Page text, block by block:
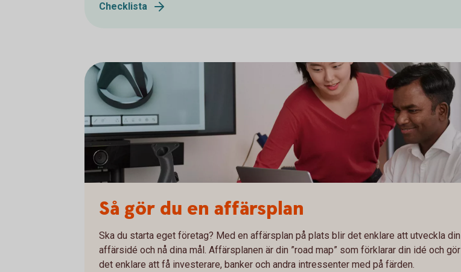
Checklista
Så gör du en affärsplan
Ska du starta eget företag? Med en affärsplan på plats blir det enklare att utveckla din
affärsidé och nå dina mål. Affärsplanen är din ”road map” som förklarar din idé och gör
det enklare att få investerare, banker och andra intressenter med på färden.